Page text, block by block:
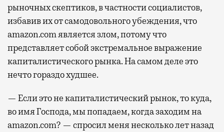
рыночных скептиков, в частности социалистов,
избавив их от самодовольного убеждения, что
amazon.com является злом, потому что
представляет собой экстремальное выражение
капиталистического рынка. На самом деле это
нечто гораздо худшее.
— Если это не капиталистический рынок, то куда,
во имя Господа, мы попадаем, когда заходим на
amazon.com? — спросил меня несколько лет назад